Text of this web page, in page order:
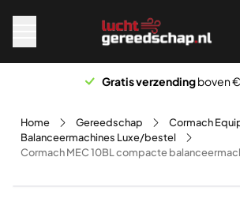
Gratis verzendingboven
Home Gereedschap
Cormach
Balanceermachines Luxe/bestel
Cormach MEC 10BL compacte